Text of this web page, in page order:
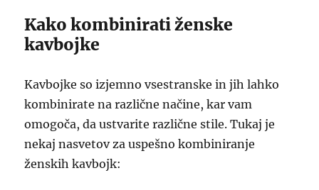
Kako kombinirati ženske
kavbojke
Kavbojke so izjemno vsestranske in jih lahko
kombinirate na različne načine, kar vam
omogoča, da ustvarite različne stile. Tukaj je
nekaj nasvetov za uspešno kombiniranje
ženskih kavbojk: